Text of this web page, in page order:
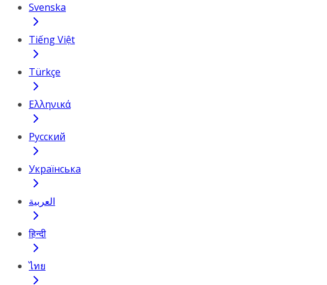
Svenska
Tiếng Việt
Türkçe
Ελληνικά
Русский
Українська
العربية
हिन्दी
ไทย